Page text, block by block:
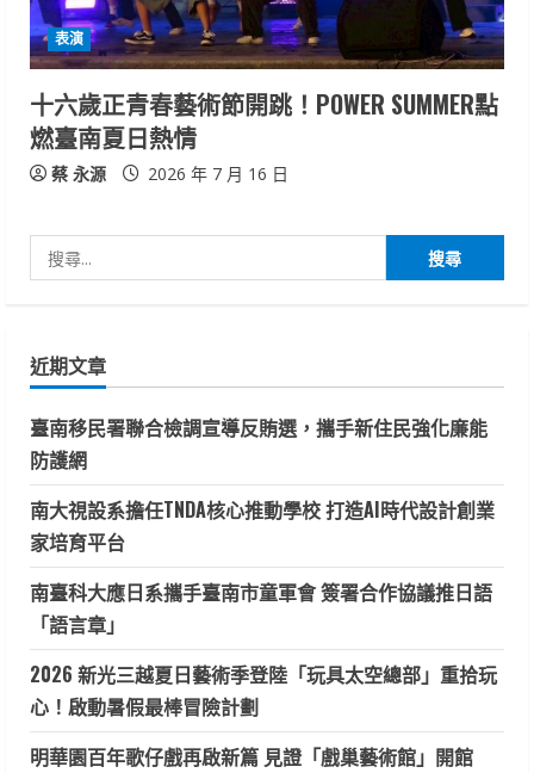
表演
十六歲正青春藝術節開跳！POWER SUMMER點
燃臺南夏日熱情
蔡 永源 2026 年 7 月 16 日
尋
字:
近期文章
臺南移民署聯合檢調宣導反賄選，攜手新住民強化廉能
防護網
南大視設系擔任TNDA核心推動學校 打造AI時代設計創業
家培育平台
南臺科大應日系攜手臺南市童軍會 簽署合作協議推日語
「語言章」
2026 新光三越夏日藝術季登陸「玩具太空總部」重拾玩
心！啟動暑假最棒冒險計劃
明華園百年歌仔戲再啟新篇 見證「戲巢藝術館」開館